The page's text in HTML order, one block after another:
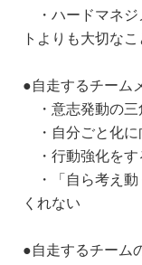
・ハードマネジ
トよりも大切なこ
●自走するチーム
・意志発動の三
・自分ごと化に
・行動強化をす
・「自ら考え動
くれない
●自走するチーム